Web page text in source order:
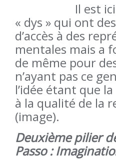
Il est ici
« dys » qui ont
d’accès à des
mentales mais a
de même pour
n’ayant pas ce
l’idée étant que
à la qualité de la
(image).
Deuxième pilier
Passo :